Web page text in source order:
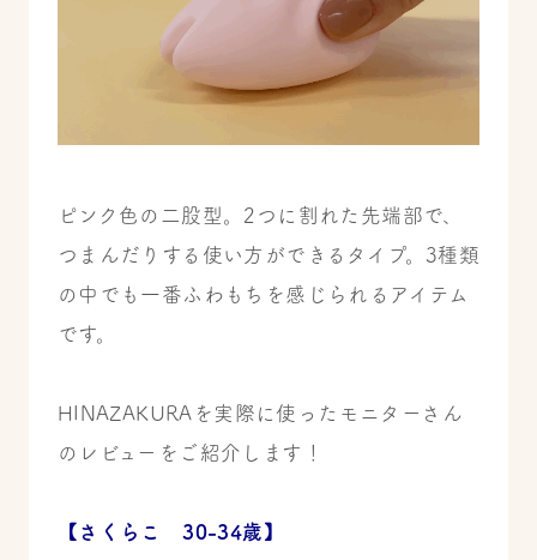
ピンク色の二股型。2つに割れた先端部で、
つまんだりする使い方ができるタイプ。3種類
の中でも一番ふわもちを感じられるアイテム
です。
HINAZAKURAを実際に使ったモニターさん
のレビューをご紹介します！
【さくらこ 30-34歳】